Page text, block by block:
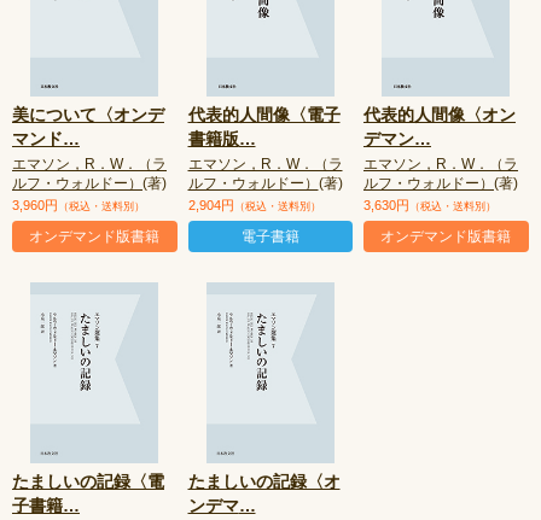
美について〈オンデ
マンド…
エマソン，R．W．（ラ
ルフ・ウォルドー） (著)
3,960円 （税込・送料別）
オンデマンド版書籍
代表的人間像〈電子
書籍版…
エマソン，R．W．（ラ
ルフ・ウォルドー） (著)
2,904円 （税込・送料別）
電子書籍
代表的人間像〈オン
デマン…
エマソン，R．W．（ラ
ルフ・ウォルドー） (著)
3,630円 （税込・送料別）
オンデマンド版書籍
たましいの記録〈電
子書籍…
たましいの記録〈オ
ンデマ…